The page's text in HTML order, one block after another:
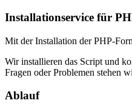
Installationservice für
Mit der Installation der PHP-
Wir installieren das Script und
Fragen oder Problemen stehen
Ablauf